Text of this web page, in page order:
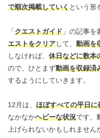
で順次掲載していくという形
「クエストガイド 」の記事
エストをクリアして、 動画を
しなければ、 休日などに数本
ので、ひとまず動画を収録済
するようにしていきます。
12月は、 ほぼすべての平日
なかなかヘビーな状況です。
上げられないかもしれません